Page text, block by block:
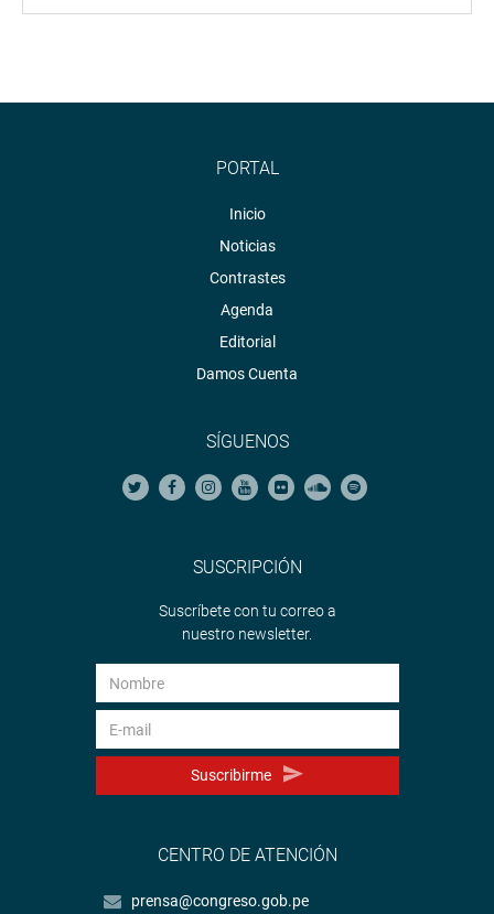
PORTAL
Inicio
Noticias
Contrastes
Agenda
Editorial
Damos Cuenta
SÍGUENOS
SUSCRIPCIÓN
Suscríbete con tu correo a
nuestro newsletter.
Suscribirme
CENTRO DE ATENCIÓN
prensa@congreso.gob.pe